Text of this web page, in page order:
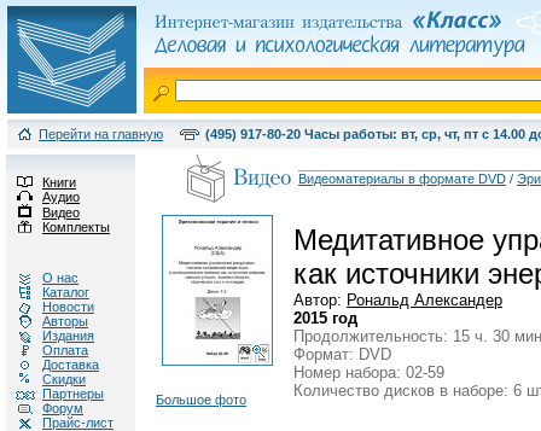
Перейти на главную (495) 917-80-20 Часы работы: вт, ср, чт, пт с 14.00
Книги
Аудио
Видео
Комплекты
О нас
Каталог
Новости
Авторы
Издания
Оплата
Доставка
Скидки
Партнеры
Форум
Прайс-лист
Видеоматериалы в формате DVD /
Большое фото
Медитативное
как источники
Автор: Рональд Александер
2015 год
Продолжительность: 15 ч. 30
Формат: DVD
Номер набора: 02-59
Количество дисков в наборе: 6